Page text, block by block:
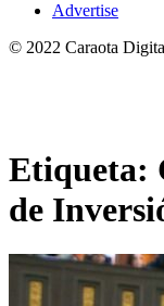
Advertise
© 2022 Caraota
Etiqueta:
de